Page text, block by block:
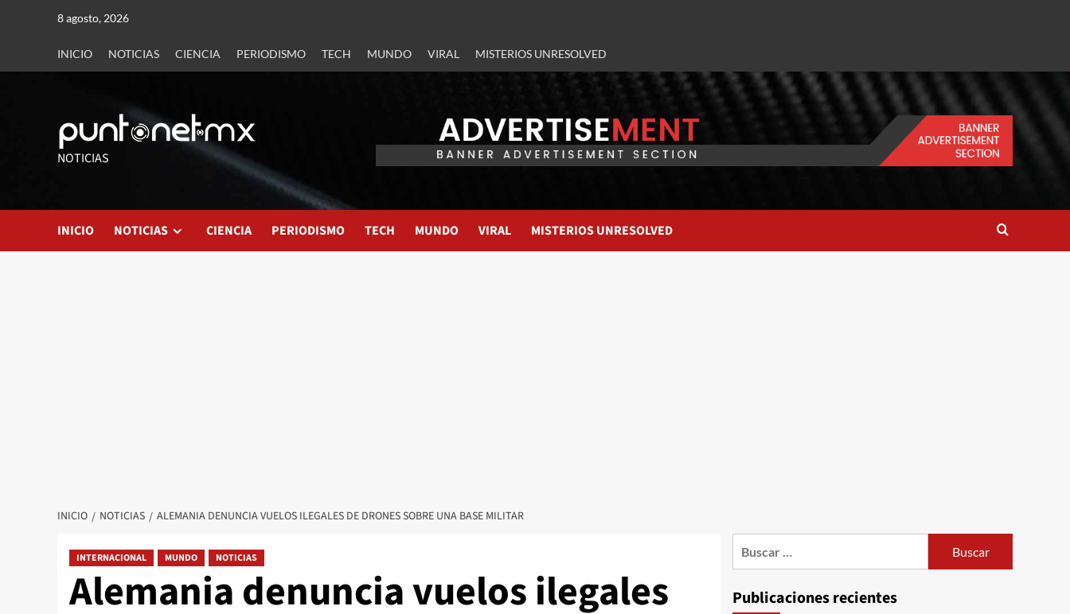
8 agosto, 2026
INICIO NOTICIAS CIENCIA PERIODISMO TECH MUNDO VIRAL MISTERIOS UNRESOLVED
NOTICIAS
INICIO NOTICIAS CIENCIA PERIODISMO TECH MUNDO VIRAL MISTERIOS UNRESOLVED
INICIO NOTICIAS ALEMANIA DENUNCIA VUELOS ILEGALES DE DRONES SOBRE UNA BASE MILITAR
INTERNACIONAL MUNDO NOTICIAS
Alemania denuncia vuelos ilegales Publicaciones recientes